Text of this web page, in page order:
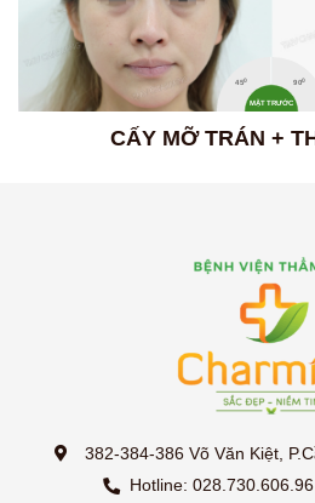
MẶT TRƯỚC
450 900
CẤY MỠ TRÁN +
382-384-386 Võ Văn Kiệt,
Hotline: